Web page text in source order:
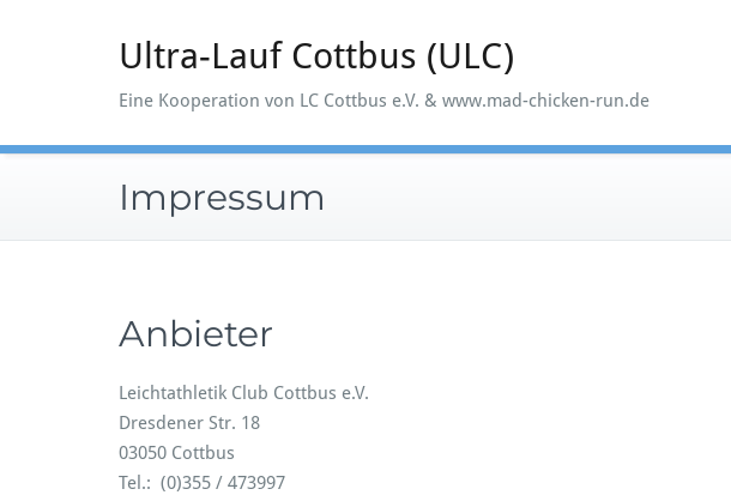
Ultra-Lauf Cottbus (ULC)
Eine Kooperation von LC Cottbus e.V. & www.mad-chicken-run.de
Impressum
Anbieter
Leichtathletik Club Cottbus e.V.
Dresdener Str. 18
03050 Cottbus
Tel.: (0)355 / 473997